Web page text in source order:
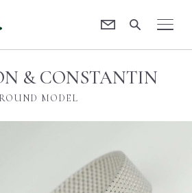
& CONSTANTIN
ROUND MODEL